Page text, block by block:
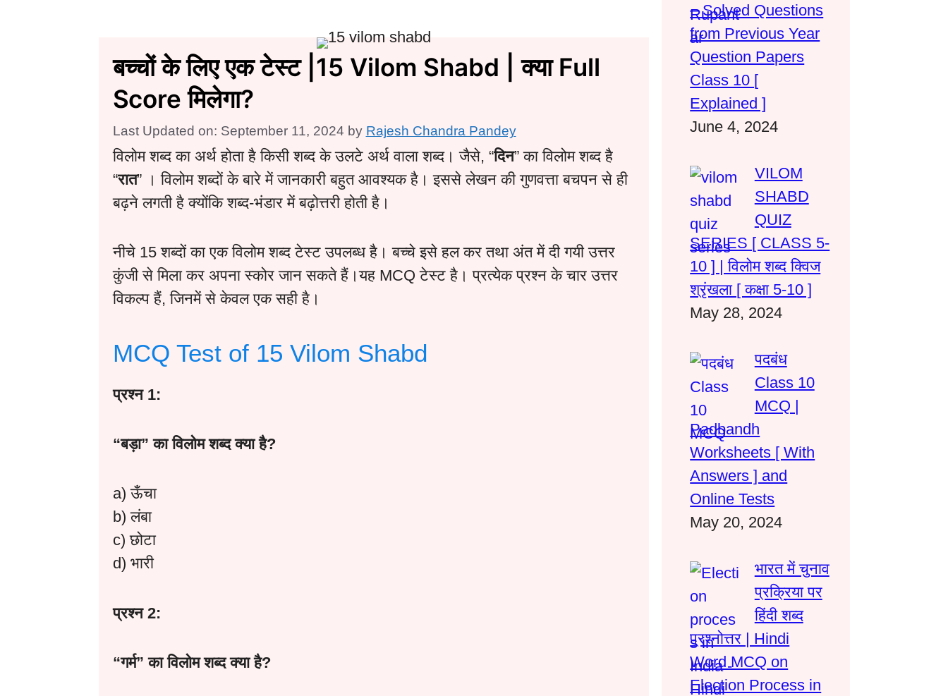
बच्चों के लिए एक टेस्ट |15 Vilom Shabd | क्या Full
Score मिलेगा?
Last Updated on: September 11, 2024 by Rajesh Chandra Pandey
विलोम शब्द का अर्थ होता है किसी शब्द के उलटे अर्थ वाला शब्द। जैसे, “दिन” का विलोम शब्द है
“रात” । विलोम शब्दों के बारे में जानकारी बहुत आवश्यक है। इससे लेखन की गुणवत्ता बचपन से ही
बढ़ने लगती है क्योंकि शब्द-भंडार में बढ़ोत्तरी होती है।
नीचे 15 शब्दों का एक विलोम शब्द टेस्ट उपलब्ध है। बच्चे इसे हल कर तथा अंत में दी गयी उत्तर
कुंजी से मिला कर अपना स्कोर जान सकते हैं।यह MCQ टेस्ट है। प्रत्येक प्रश्न के चार उत्तर
विकल्प हैं, जिनमें से केवल एक सही है।
MCQ Test of 15 Vilom Shabd
प्रश्न 1:
“बड़ा”काविलोमशब्दक्याहै?
a) ऊँचा
b) लंबा
c) छोटा
d) भारी
प्रश्न 2:
“गर्म”काविलोमशब्दक्याहै?
– Solved Questions
from Previous Year
Question Papers
Class 10 [
Explained ]
June 4, 2024
VILOM
SHABD
QUIZ
SERIES [ CLASS 5-
10 ] | विलोम शब्द क्विज
श्रृंखला [ कक्षा 5-10 ]
May 28, 2024
पदबंध
Class 10
MCQ |
Padbandh
Worksheets [ With
Answers ] and
Online Tests
May 20, 2024
भारत में चुनाव
प्रक्रिया पर
हिंदी शब्द
प्रश्नोत्तर | Hindi
Word MCQ on
Election Process in